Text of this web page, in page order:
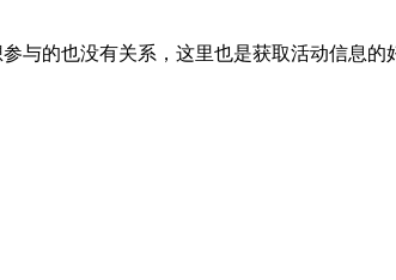
与的也没有关系，这里也是获取活动信息的